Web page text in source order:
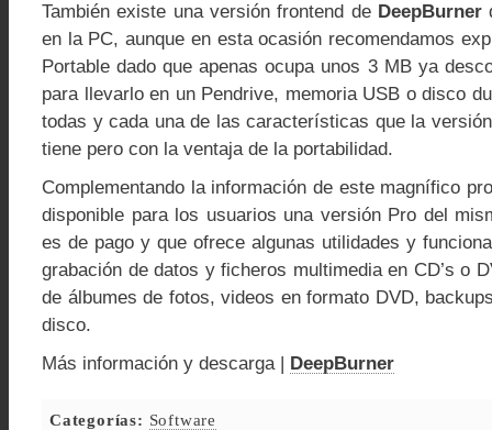
También existe una versión frontend de DeepBurner
en la PC, aunque en esta ocasión recomendamos
Portable dado que apenas ocupa unos 3 MB ya
para llevarlo en un Pendrive, memoria USB o disco
todas y cada una de las características que la
tiene pero con la ventaja de la portabilidad.
Complementando la información de este magnífico
disponible para los usuarios una versión Pro del
es de pago y que ofrece algunas utilidades y
grabación de datos y ficheros multimedia en CD’s o
de álbumes de fotos, videos en formato DVD,
disco.
Más información y descarga | DeepBurner
Categorías: Software